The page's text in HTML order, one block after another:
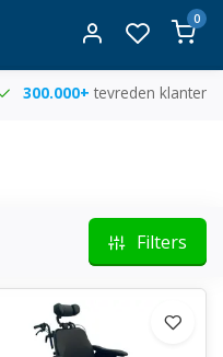
0
300.000+ tevreden klanten
Filters